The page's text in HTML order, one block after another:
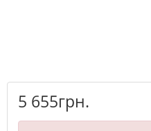
5 655грн.